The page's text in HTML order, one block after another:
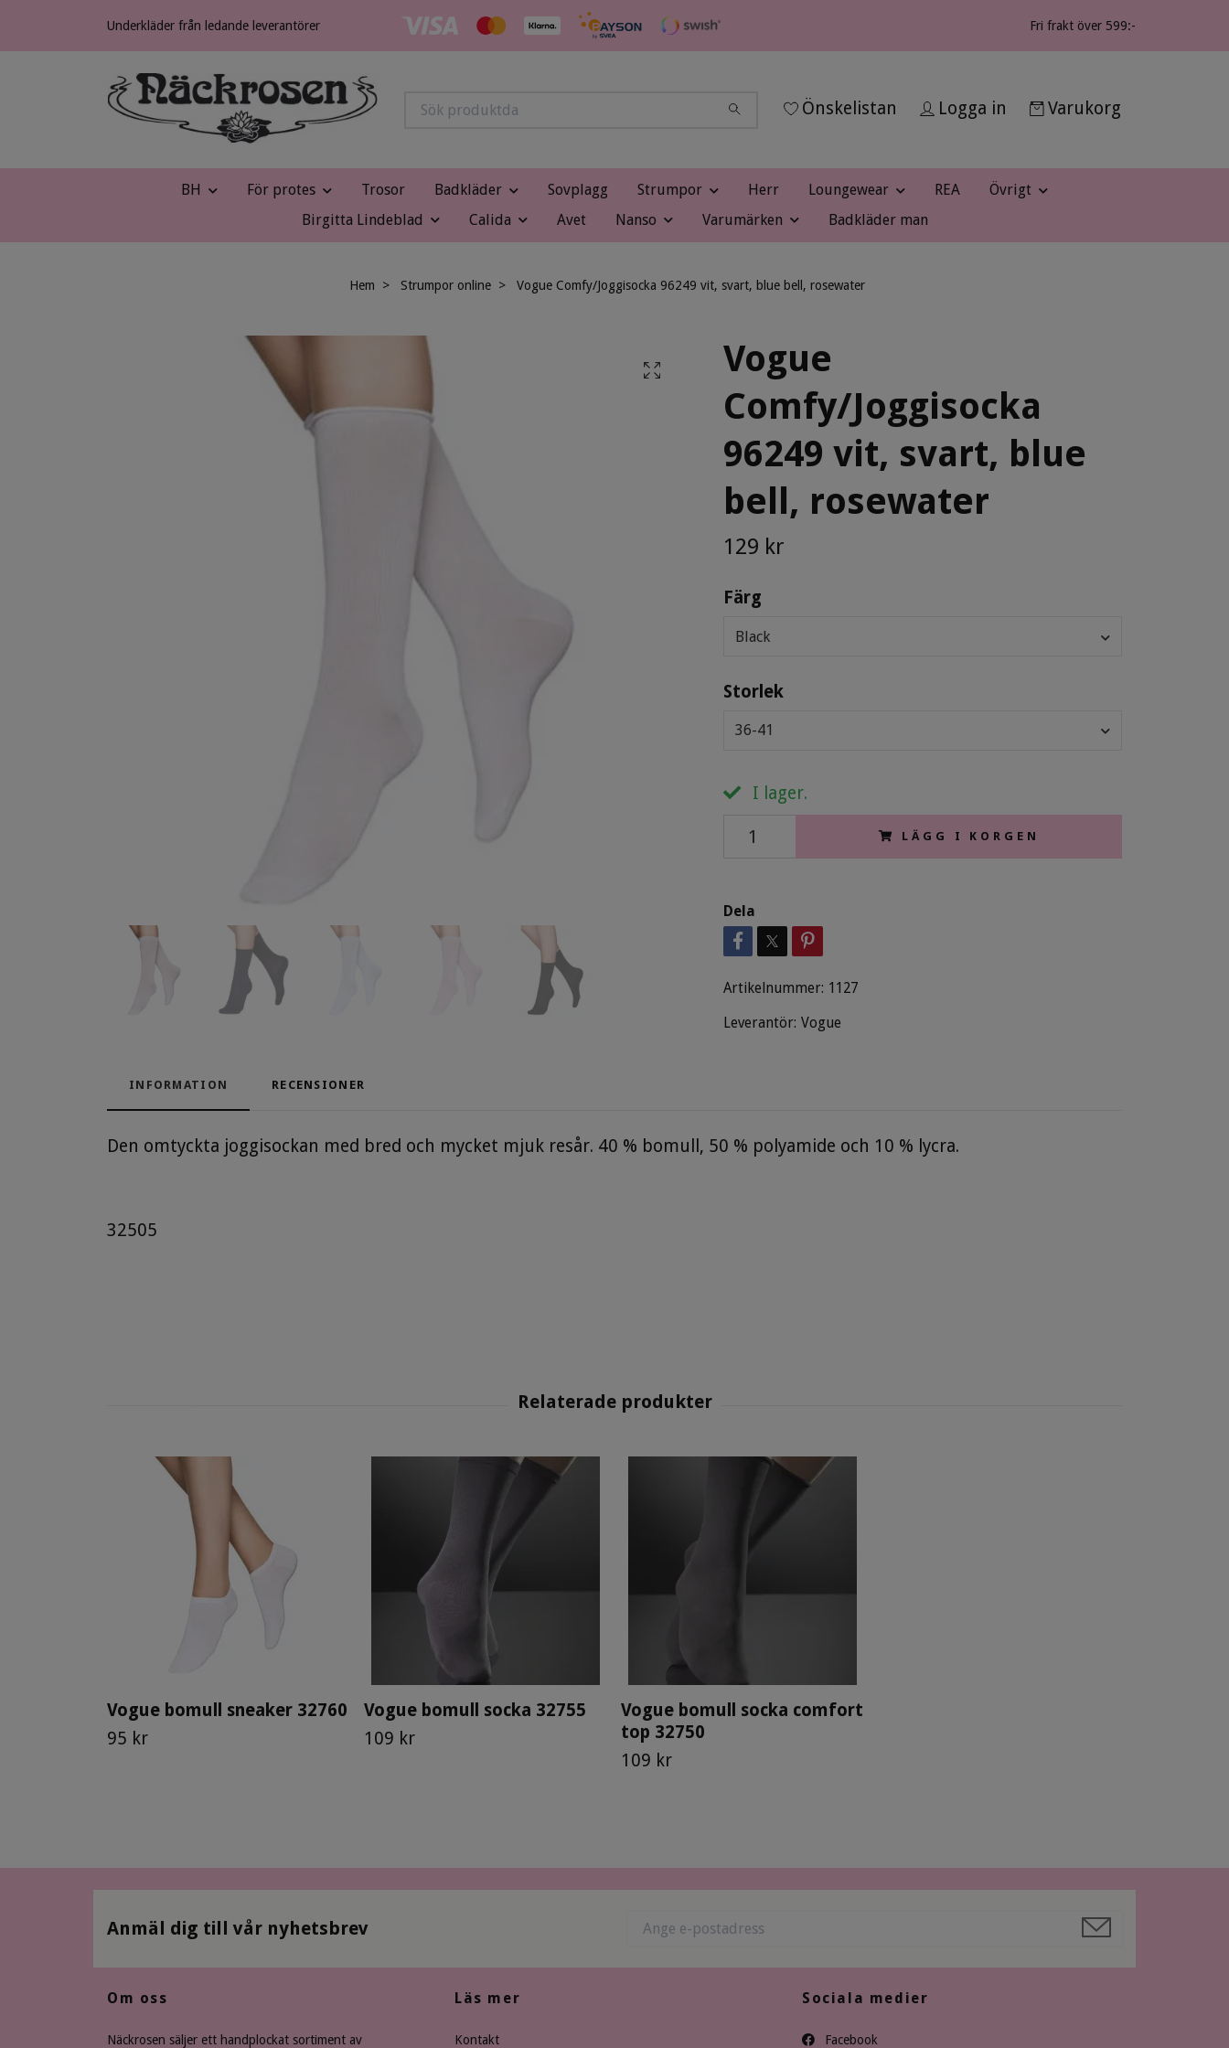
Underkläder från ledande leverantörer Fri frakt över 599:-
Önskelistan Logga in Varukorg
BH För protes Trosor Badkläder Sovplagg Strumpor Herr Loungewear REA
Övrigt
Birgitta Lindeblad
Calida Avet Nanso Varumärken Badkläder man
Hem Strumpor online Vogue Comfy/Joggisocka 96249 vit, svart, blue bell, rosewater
Vogue
Comfy/Joggisocka
96249 vit, svart, blue
bell, rosewater
129 kr
Färg
Black
Storlek
36-41
I lager.
LÄGG I KORGEN
Dela
Artikelnummer: 1127
Leverantör: Vogue
INFORMATION RECENSIONER
Den omtyckta joggisockan med bred och mycket mjuk resår. 40 % bomull, 50 % polyamide och 10 % lycra.
32505
Vogue bomull sneaker 32760
95 kr
Vogue bomull socka 32755
109 kr
Vogue bomull socka comfort
top 32750
109 kr
Anmäl dig till vår nyhetsbrev
Om oss
Näckrosen säljer ett handplockat sortiment av
Läs mer
Kontakt
Sociala medier
Facebook